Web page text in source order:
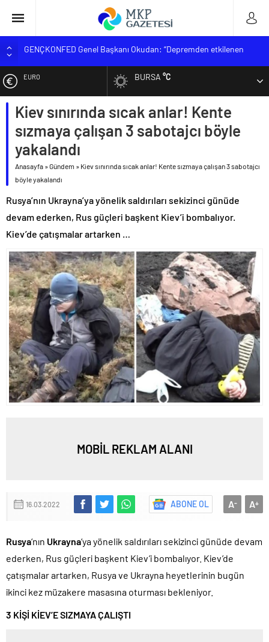
GENÇKONFED Genel Başkanı Okudan: “Depremden etkilenen
öğrencilere yüzde 25 ek kontenjan kararı uygulanmalı”
Zorlu TÖRE ‘Şehitlerimizi Rahmetle Anıyorum’
MUSTAFAKEMALPAŞA MESLEK YÜKSEKOKULU YENİ
ÖĞRENCİLERİNİ BEKLİYOR
BİK Genel Müdürü Erkılınç; ‘Sahte trafik akışına müsaade
KGK hedef büyüttü
EURO
ALTIN
BİST
DOLAR
BURSA°C
Kiev sınırında sıcak anlar! Kente
sızmaya çalışan 3 sabotajcı böyle
yakalandı
Anasayfa »Gündem » Kiev sınırında sıcak anlar! Kente sızmaya çalışan 3 sabotajcı
böyle yakalandı
Rusya’nın Ukrayna’ya yönelik saldırıları sekizinci günüde
devam ederken, Rus güçleri başkent Kiev’i bombalıyor.
Kiev’de çatışmalar artarken …
MOBİL REKLAM ALANI
A+
A-
16.03.2022 ABONE OL
Rusya‘nın Ukrayna‘ya yönelik saldırıları sekizinci günüde devam
ederken, Rus güçleri başkent Kiev’i bombalıyor. Kiev’de
çatışmalar artarken, Rusya ve Ukrayna heyetlerinin bugün
ikinci kez müzakere masasına oturması bekleniyor.
3 KİŞİ KİEV’E SIZMAYA ÇALIŞTI